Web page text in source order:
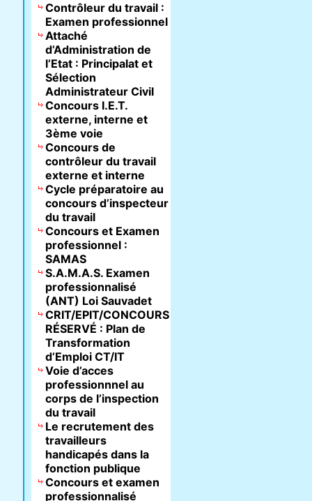
Contrôleur du travail :
Examen professionnel
Attaché
d’Administration de
l’Etat : Principalat et
Sélection
Administrateur Civil
Concours I.E.T.
externe, interne et
3ème voie
Concours de
contrôleur du travail
externe et interne
Cycle préparatoire au
concours d’inspecteur
du travail
Concours et Examen
professionnel :
SAMAS
S.A.M.A.S. Examen
professionnalisé
(ANT) Loi Sauvadet
CRIT/EPIT/CONCOURS
RÉSERVÉ : Plan de
Transformation
d’Emploi CT/IT
Voie d’acces
professionnnel au
corps de l’inspection
du travail
Le recrutement des
travailleurs
handicapés dans la
fonction publique
Concours et examen
professionnalisé